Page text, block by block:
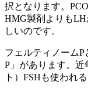
択となります。
HMG製剤よりもLH
しいのです。
フェルティノーム
P」があります。
ト）FSHも使われ